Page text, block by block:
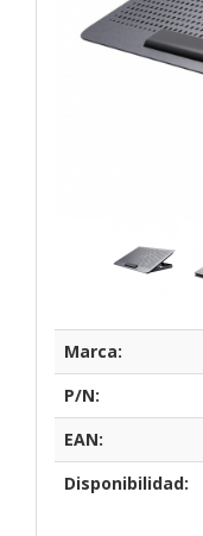
Marca:
P/N:
EAN:
Disponibilidad: